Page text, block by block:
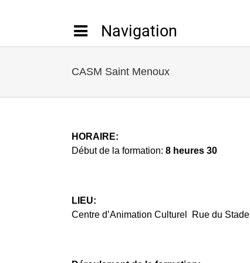
CASM Saint Menoux
HORAIRE:
Début de la formation: 8 heures 30
LIEU:
Centre d’Animation Culturel Rue du Stade